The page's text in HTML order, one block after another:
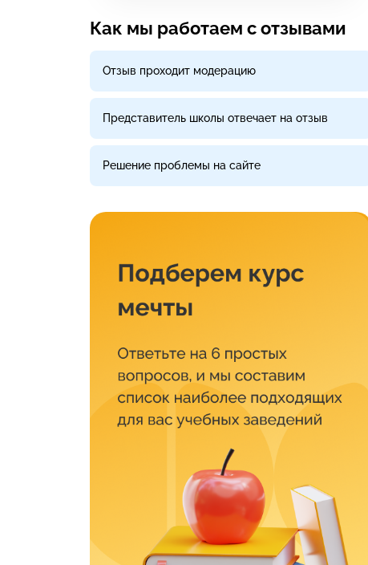
Как мы работаем с отзывами
Отзыв проходит модерацию
Представитель школы отвечает на отзыв
Решение проблемы на сайте